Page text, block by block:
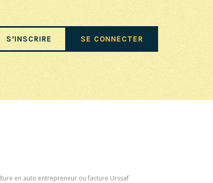
S’INSCRIRE SE CONNECTER
en auto entrepreneur ou facture Urssaf